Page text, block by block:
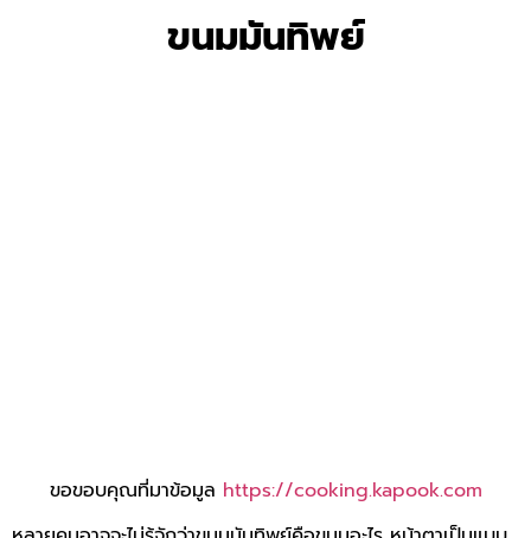
ขนมมันทิพย์
ขอขอบคุณที่มาข้อมูล https://cooking.kapook.com